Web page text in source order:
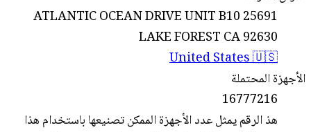
25691 ATLANTIC OCEAN DRIVE UNIT B10
LAKE FOREST CA 92630
United States 🇺🇸
الأجهزة المحتملة
16777216
هذ الرقم يمثل عدد الأجهزة الممكن تصنيعها باستخدام هذا